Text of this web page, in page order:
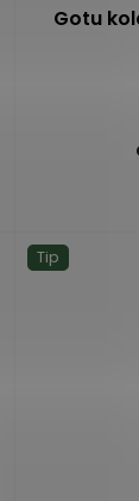
Gotu
5Tip